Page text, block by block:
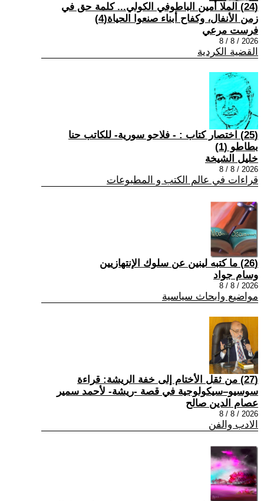
(24) الملا أمين الباطوفي الكولي... كلمة حق في
زمن الأنفال، وكفاح أبناء صنعوا الحياة(4)
فرست مرعي
2026 / 8 / 8
القضية الكردية
(25) اختصار كتاب : - فلاحو سورية- للكاتب حنا
بطاطو (1)
خليل الشيخة
2026 / 8 / 8
قراءات في عالم الكتب و المطبوعات
(26) ما كتبه لينين عن سلوك الإنتهازيين
وسام جواد
2026 / 8 / 8
مواضيع وابحاث سياسية
(27) من ثقل الأختام إلى خفة الريشة: قراءة
سوسيو–سيكولوجية في قصة -ريشة- لأحمد سمير
عصام الدين صالح
2026 / 8 / 8
الادب والفن